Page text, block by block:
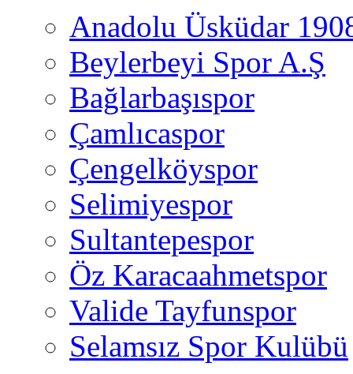
Anadolu Üsküdar
Beylerbeyi Spor A.Ş
Bağlarbaşıspor
Çamlıcaspor
Çengelköyspor
Selimiyespor
Sultantepespor
Öz Karacaahmetspor
Valide Tayfunspor
Selamsız Spor Kulübü